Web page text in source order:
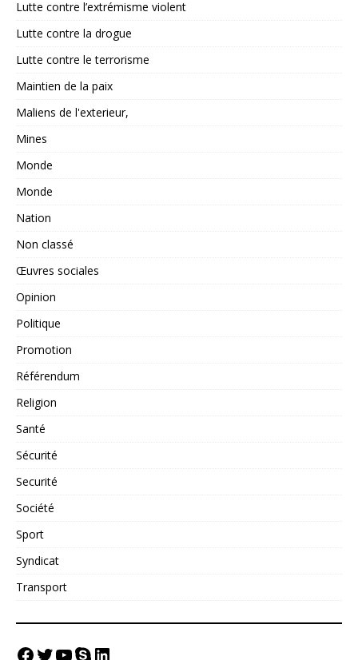
Lutte contre l’extrémisme violent
Lutte contre la drogue
Lutte contre le terrorisme
Maintien de la paix
Maliens de l'exterieur,
Mines
Monde
Monde
Nation
Non classé
Œuvres sociales
Opinion
Politique
Promotion
Référendum
Religion
Santé
Sécurité
Securité
Société
Sport
Syndicat
Transport